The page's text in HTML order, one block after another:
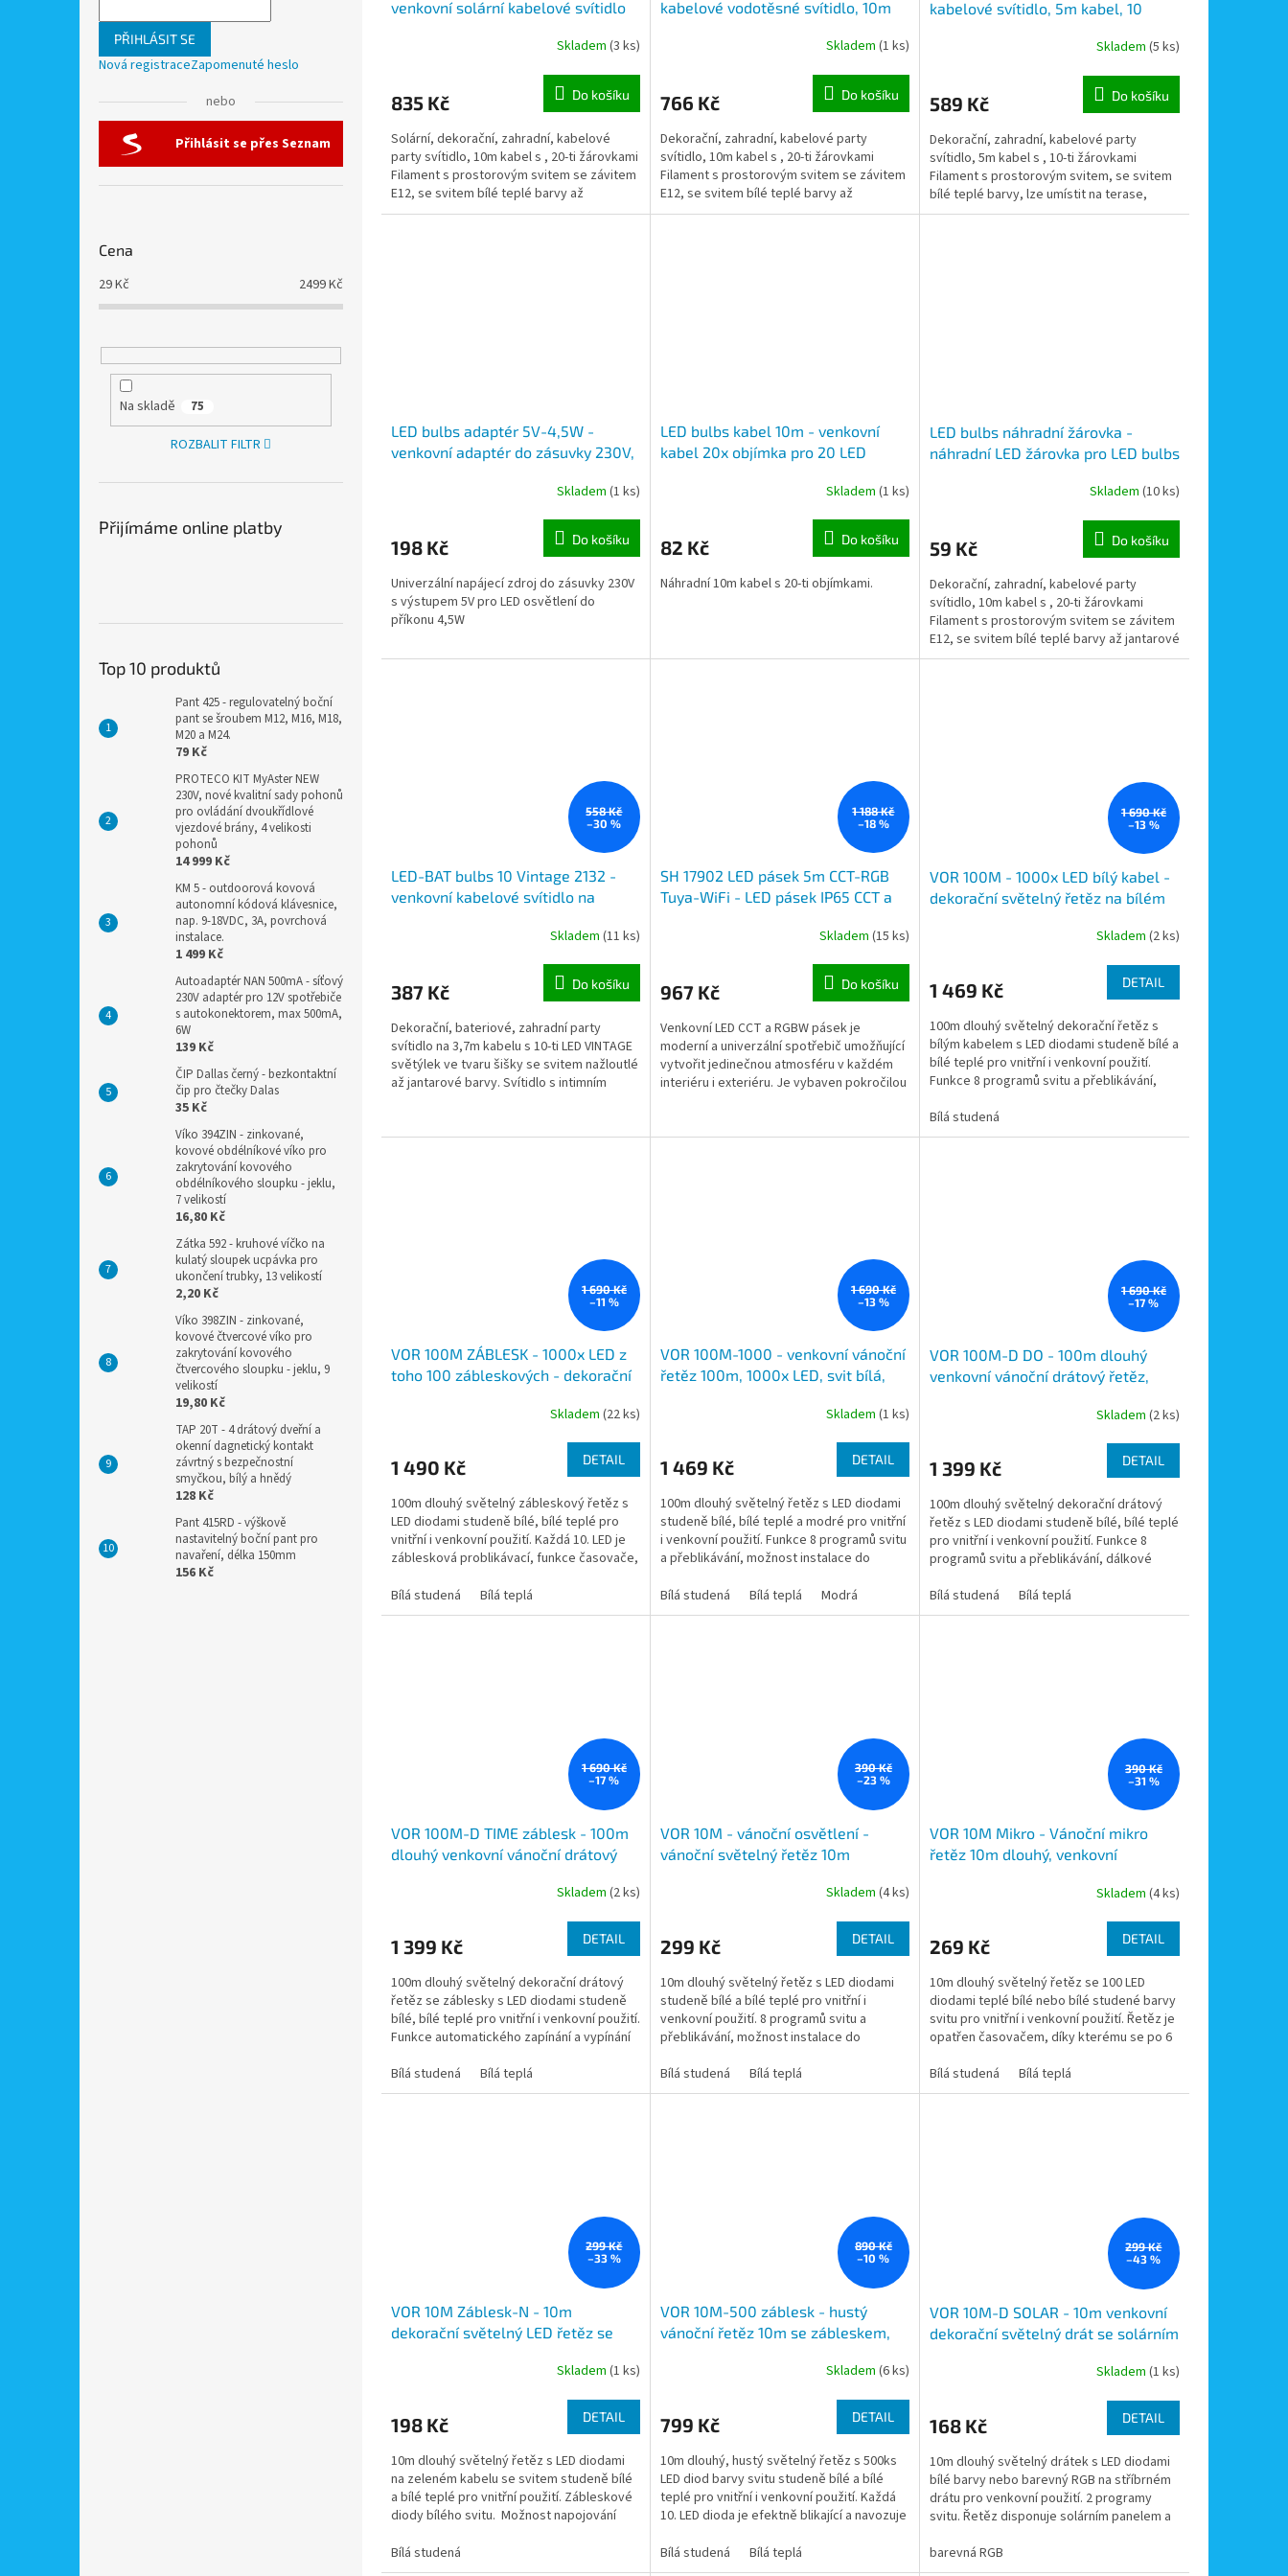
PŘIHLÁSIT SE
Nová registraceZapomenuté heslo
nebo
Přihlásit se přes Seznam
Cena
29Kč 2499Kč
Na skladě 75
ROZBALIT FILTR
Přijímáme online platby
Top 10 produktů
Pant 425 - regulovatelný boční
pant se šroubem M12, M16, M18,
M20 a M24.
79 Kč
PROTECO KIT MyAster NEW
230V, nové kvalitní sady pohonů
pro ovládání dvoukřídlové
vjezdové brány, 4 velikosti
pohonů
14 999 Kč
KM 5 - outdoorová kovová
autonomní kódová klávesnice,
nap. 9-18VDC, 3A, povrchová
instalace.
1 499 Kč
Autoadaptér NAN 500mA - síťový
230V adaptér pro 12V spotřebiče
s autokonektorem, max 500mA,
6W
139 Kč
ČIP Dallas černý - bezkontaktní
čip pro čtečky Dalas
35 Kč
Víko 394ZIN - zinkované,
kovové obdélníkové víko pro
zakrytování kovového
obdélníkového sloupku - jeklu,
7 velikostí
16,80 Kč
Zátka 592 - kruhové víčko na
kulatý sloupek ucpávka pro
ukončení trubky, 13 velikostí
2,20 Kč
Víko 398ZIN - zinkované,
kovové čtvercové víko pro
zakrytování kovového
čtvercového sloupku - jeklu, 9
velikostí
19,80 Kč
TAP 20T - 4 drátový dveřní a
okenní dagnetický kontakt
závrtný s bezpečnostní
smyčkou, bílý a hnědý
128 Kč
Pant 415RD - výškově
nastavitelný boční pant pro
navaření, délka 150mm
156 Kč
venkovní solární kabelové svítidlo
Filament , napájení solárním
Skladem (3 ks)
835 Kč Do košíku
Solární, dekorační, zahradní, kabelové
party svítidlo, 10m kabel s , 20-ti žárovkami
Filament s prostorovým svitem se závitem
E12, se svitem bílé teplé barvy až
jantarové barvy,...
kabelové vodotěsné svítidlo, 10m
možnost nekonečného napojování,
adaptér do zásuvky 230V
Skladem (1 ks)
766 Kč Do košíku
Dekorační, zahradní, kabelové party
svítidlo, 10m kabel s , 20-ti žárovkami
Filament s prostorovým svitem se závitem
E12, se svitem bílé teplé barvy až
jantarové barvy, lze...
kabelové svítidlo, 5m kabel, 10
nekonečného napojování, kabel
Skladem (5 ks)
589 Kč Do košíku
Dekorační, zahradní, kabelové party
svítidlo, 5m kabel s , 10-ti žárovkami
Filament s prostorovým svitem, se svitem
bílé teplé barvy, lze umístit na terase,
zahradě, u...
LED bulbs adaptér 5V-4,5W -
venkovní adaptér do zásuvky 230V,
Skladem (1 ks)
198 Kč Do košíku
Univerzální napájecí zdroj do zásuvky 230V
s výstupem 5V pro LED osvětlení do
příkonu 4,5W
LED bulbs kabel 10m - venkovní
kabel 20x objímka pro 20 LED
Skladem (1 ks)
82 Kč Do košíku
Náhradní 10m kabel s 20-ti objímkami.
LED bulbs náhradní žárovka -
náhradní LED žárovka pro LED bulbs
Skladem (10 ks)
59 Kč Do košíku
Dekorační, zahradní, kabelové party
svítidlo, 10m kabel s , 20-ti žárovkami
Filament s prostorovým svitem se závitem
E12, se svitem bílé teplé barvy až jantarové
barvy, lze...
558 Kč
–30 %
LED-BAT bulbs 10 Vintage 2132 -
venkovní kabelové svítidlo na
Skladem (11 ks)
387 Kč Do košíku
Dekorační, bateriové, zahradní party
svítidlo na 3,7m kabelu s 10-ti LED VINTAGE
světýlek ve tvaru šišky se svitem nažloutlé
až jantarové barvy. Svítidlo s intimním
1 188 Kč
–18 %
SH 17902 LED pásek 5m CCT-RGB
Tuya-WiFi - LED pásek IP65 CCT a
ovládání aplikací Tuya Smart Wi-Fi,
Skladem (15 ks)
967 Kč Do košíku
Venkovní LED CCT a RGBW pásek je
moderní a univerzální spotřebič umožňující
vytvořit jedinečnou atmosféru v každém
interiéru i exteriéru. Je vybaven pokročilou
1 690 Kč
–13 %
VOR 100M - 1000x LED bílý kabel -
dekorační světelný řetěz na bílém
světelné programy, nap. adaptér
Skladem (2 ks)
1 469 Kč DETAIL
100m dlouhý světelný dekorační řetěz s
bílým kabelem s LED diodami studeně bílé a
bílé teplé pro vnitřní i venkovní použití.
Funkce 8 programů svitu a přeblikávání,
Bílá studená
1 690 Kč
–11 %
VOR 100M ZÁBLESK - 1000x LED z
toho 100 zábleskových - dekorační
Skladem (22 ks)
1 490 Kč DETAIL
100m dlouhý světelný zábleskový řetěz s
LED diodami studeně bílé, bílé teplé pro
vnitřní i venkovní použití. Každá 10. LED je
záblesková problikávací, funkce časovače,
Bílá studená
Bílá teplá
1 690 Kč
–13 %
VOR 100M-1000 - venkovní vánoční
řetěz 100m, 1000x LED, svit bílá,
Skladem (1 ks)
1 469 Kč DETAIL
100m dlouhý světelný řetěz s LED diodami
studeně bílé, bílé teplé a modré pro vnitřní
i venkovní použití. Funkce 8 programů svitu
a přeblikávání, možnost instalace do
Bílá studená
Bílá teplá Modrá
1 690 Kč
–17 %
VOR 100M-D DO - 100m dlouhý
venkovní vánoční drátový řetěz,
dálokové ovládání, 8 světelných
Skladem (2 ks)
1 399 Kč DETAIL
100m dlouhý světelný dekorační drátový
řetěz s LED diodami studeně bílé, bílé teplé
pro vnitřní i venkovní použití. Funkce 8
programů svitu a přeblikávání, dálkové
Bílá studená
Bílá teplá
1 690 Kč
–17 %
VOR 100M-D TIME záblesk - 100m
dlouhý venkovní vánoční drátový
bílá, bílá teplá, časový program
Skladem (2 ks)
1 399 Kč DETAIL
100m dlouhý světelný dekorační drátový
řetěz se záblesky s LED diodami studeně
bílé, bílé teplé pro vnitřní i venkovní použití.
Funkce automatického zapínání a vypínání
Bílá studená
Bílá teplá
390 Kč
–23 %
VOR 10M - vánoční osvětlení -
vánoční světelný řetěz 10m
Skladem (4 ks)
299 Kč DETAIL
10m dlouhý světelný řetěz s LED diodami
studeně bílé a bílé teplé pro vnitřní i
venkovní použití. 8 programů svitu a
přeblikávání, možnost instalace do
Bílá studená
Bílá teplá
390 Kč
–31 %
VOR 10M Mikro - Vánoční mikro
řetěz 10m dlouhý, venkovní
Skladem (4 ks)
269 Kč DETAIL
10m dlouhý světelný řetěz se 100 LED
diodami teplé bílé nebo bílé studené barvy
svitu pro vnitřní i venkovní použití. Řetěz je
opatřen časovačem, díky kterému se po 6
Bílá studená
Bílá teplá
299 Kč
–33 %
VOR 10M Záblesk-N - 10m
dekorační světelný LED řetěz se
svit bílá studená a bílá teplá
Skladem (1 ks)
198 Kč DETAIL
10m dlouhý světelný řetěz s LED diodami
na zeleném kabelu se svitem studeně bílé
a bílé teplé pro vnitřní použití. Zábleskové
diody bílého svitu. Možnost napojování
Bílá studená
890 Kč
–10 %
VOR 10M-500 záblesk - hustý
vánoční řetěz 10m se zábleskem,
Skladem (6 ks)
799 Kč DETAIL
10m dlouhý, hustý světelný řetěz s 500ks
LED diod barvy svitu studeně bílé a bílé
teplé pro vnitřní i venkovní použití. Každá
10. LED dioda je efektně blikající a navozuje
Bílá studená
Bílá teplá
299 Kč
–43 %
VOR 10M-D SOLAR - 10m venkovní
dekorační světelný drát se solárním
Skladem (1 ks)
168 Kč DETAIL
10m dlouhý světelný drátek s LED diodami
bílé barvy nebo barevný RGB na stříbrném
drátu pro venkovní použití. 2 programy
svitu. Řetěz disponuje solárním panelem a
barevná RGB